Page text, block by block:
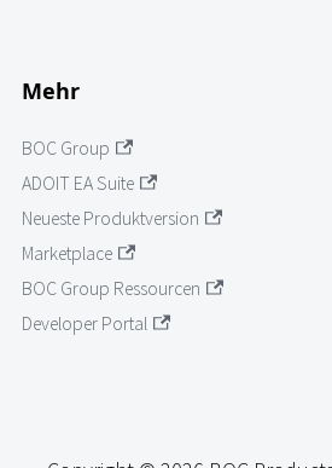
Mehr
BOC Group
ADOIT EA Suite
Neueste Produktversion
Marketplace
BOC Group Ressourcen
Developer Portal